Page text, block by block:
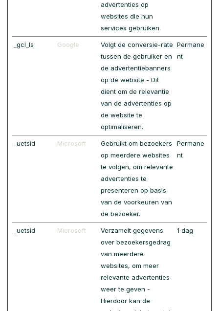
advertenties op
websites die hun
services gebruiken.
_gcl_ls Google
Volgt de conversie-rate
tussen de gebruiker en
de advertentiebanners
op de website - Dit
dient om de relevantie
van de advertenties op
de website te
optimaliseren.
Permane
nt
_uetsid Microsoft
Gebruikt om bezoekers
op meerdere websites
te volgen, om relevante
advertenties te
presenteren op basis
van de voorkeuren van
de bezoeker.
Permane
nt
_uetsid Microsoft
Verzamelt gegevens
over bezoekersgedrag
van meerdere
websites, om meer
relevante advertenties
weer te geven -
Hierdoor kan de
1 dag